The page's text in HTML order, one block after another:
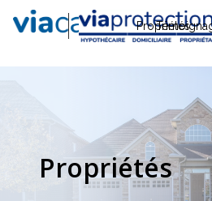
Propriétés
Propriétés